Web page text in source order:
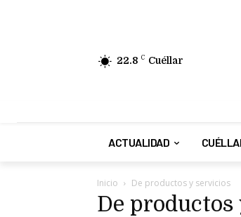
22.8 C Cuéllar
ACTUALIDAD
Inicio De productos y servicios
De